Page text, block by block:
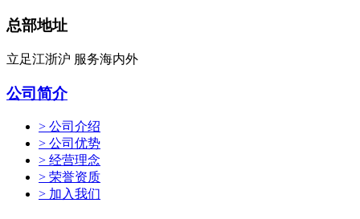
总部地址
立足江浙沪 服务海内外
公司简介
> 公司介绍
> 公司优势
> 经营理念
> 荣誉资质
> 加入我们